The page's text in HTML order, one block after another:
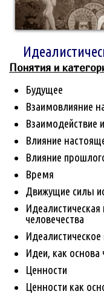
Понятия и
Будущее
Взаимовлияние
Взаимодействие
Влияние
Влияние
Время
Движущие силы
Идеалистическая
человечества
Идеи, как основа
Ценности
Ценности как